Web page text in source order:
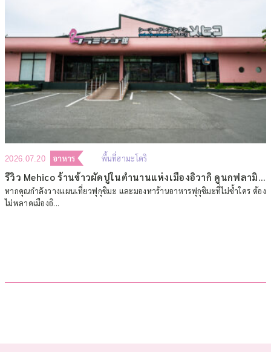
2026.07.20 อาหาร พื้นที่ฮามะโดริ
รีวิว Mehico ร้านข้าวผัดปูในตำนานแห่งเมืองอิวากิ ดูนกฟลามิงโกตัวเป็นๆ ที่ฟุกุชิมะ
หากคุณกำลังวางแผนเที่ยวฟุกุชิมะ และมองหาร้านอาหารฟุกุชิมะที่ไม่ซ้ำใคร ต้อง
ไม่พลาดเมืองอิ...